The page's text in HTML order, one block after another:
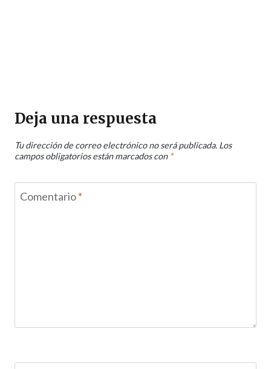
Deja una respuesta
Tu dirección de correo electrónico no será publicada. Los
campos obligatorios están marcados con *
Comentario*